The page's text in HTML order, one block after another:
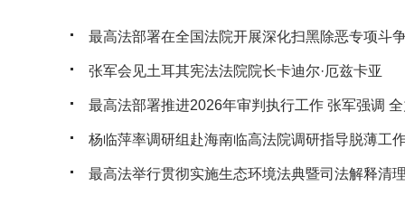
最高法部署在全国法院开展深化扫黑除恶专项斗
张军会见土耳其宪法法院院长卡迪尔·厄兹卡亚
最高法部署推进2026年审判执行工作 张军强调
杨临萍率调研组赴海南临高法院调研指导脱薄工
最高法举行贯彻实施生态环境法典暨司法解释清